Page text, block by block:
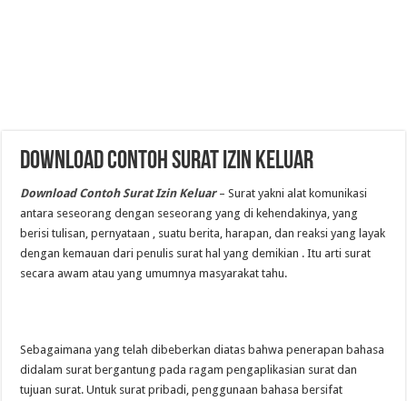
Download Contoh Surat Izin Keluar
Download Contoh Surat Izin Keluar–Surat yakni alat komunikasi
antara seseorang dengan seseorang yang di kehendakinya, yang
berisi tulisan, pernyataan , suatu berita, harapan, dan reaksi yang layak
dengan kemauan dari penulis surat hal yang demikian . Itu arti surat
secara awam atau yang umumnya masyarakat tahu.
Sebagaimana yang telah dibeberkan diatas bahwa penerapan bahasa
didalam surat bergantung pada ragam pengaplikasian surat dan
tujuan surat. Untuk surat pribadi, penggunaan bahasa bersifat